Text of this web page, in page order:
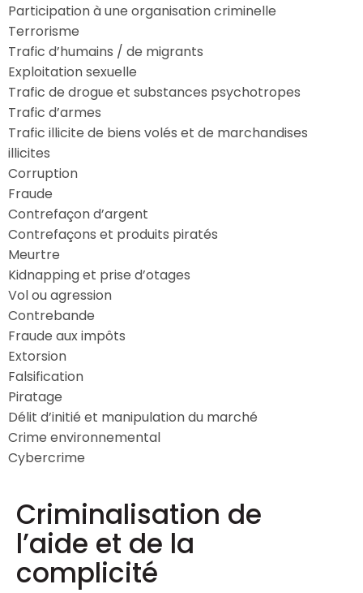
Participation à une organisation criminelle
Terrorisme
Trafic d’humains / de migrants
Exploitation sexuelle
Trafic de drogue et substances psychotropes
Trafic d’armes
Trafic illicite de biens volés et de marchandises
illicites
Corruption
Fraude
Contrefaçon d’argent
Contrefaçons et produits piratés
Meurtre
Kidnapping et prise d’otages
Vol ou agression
Contrebande
Fraude aux impôts
Extorsion
Falsification
Piratage
Délit d’initié et manipulation du marché
Crime environnemental
Cybercrime
Criminalisation de
l’aide et de la
complicité